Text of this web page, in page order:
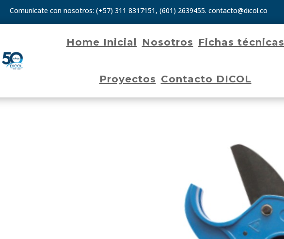
Comunícate con nosotros: (+57) 311 8317151, (601) 2639455. contacto@dicol.co
Home Inicial Nosotros Fichas técnicas
Proyectos Contacto DICOL